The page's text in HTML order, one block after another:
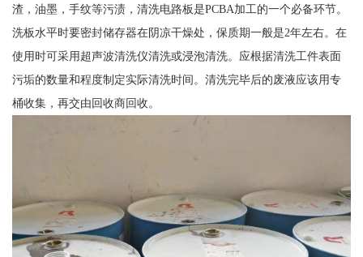
渣，油墨，手纹等污渍，清洗电路板是PCBA加工的一个必备环节。
洗板水平时要密封储存器在阴凉干燥处，保质期一般是2年左右。在
使用时可采用超声波清洗仪清洗或浸泡清洗。应根据清洗工件表面
污垢的数量和程度制定实际清洗时间。清洗完毕后的废液应该用专
桶收集，再交由回收商回收。